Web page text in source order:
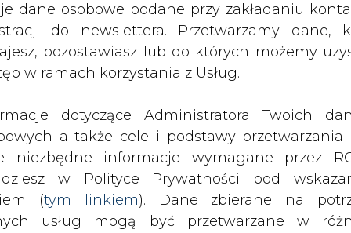
dane osobowe podane przy zakładaniu
do newslettera. Przetwarzamy dane,
pozostawiasz lub do których możemy
w ramach korzystania z Usług.
dotyczące Administratora Twoich
a także cele i podstawy przetwarzania
niezbędne informacje wymagane przez
w Polityce Prywatności pod
(tym linkiem). Dane zbierane na
usług mogą być przetwarzane w
w farmę wiatrową
zawarła porozumienie na
&#8211; Farma